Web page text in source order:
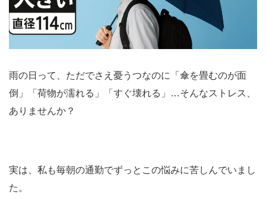
雨の日って、ただでさえ憂うつなのに「傘を畳むのが面
倒」「荷物が濡れる」「すぐ壊れる」…そんなストレス、
ありませんか？
実は、私も毎朝の通勤でずっとこの悩みに苦しんでいまし
た。